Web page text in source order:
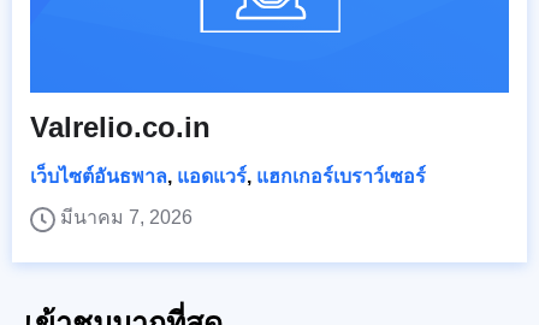
Valrelio.co.in
เว็บไซต์อันธพาล, แอดแวร์, แฮกเกอร์เบราว์เซอร์
มีนาคม 7, 2026